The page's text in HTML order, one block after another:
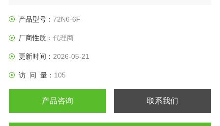
液压、工程机械、注塑模具、石油化工与测试设备等严苛工
产品型号： 72N6-6F
厂商性质： 代理商
更新时间： 2026-05-21
访 问 量： 105
产品咨询 联系我们